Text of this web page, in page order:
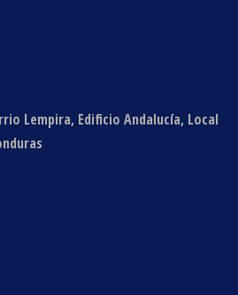
Lempira, Edificio Andalucía, Local